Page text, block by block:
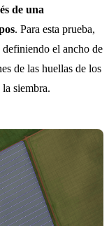
de una
. Para esta prueba,
el ancho de
de las huellas de los
siembra.